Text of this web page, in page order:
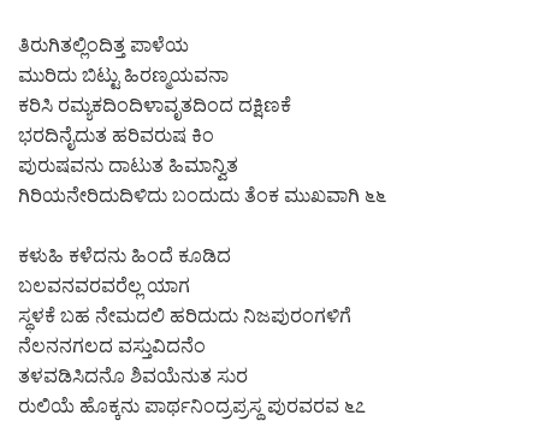
ತಿರುಗಿತಲ್ಲಿಂದಿತ್ತ ಪಾಳೆಯ
ಮುರಿದು ಬಿಟ್ಟು ಹಿರಣ್ಮಯವನಾ
ಕರಿಸಿ ರಮ್ಯಕದಿಂದಿಳಾವೃತದಿಂದ ದಕ್ಷಿಣಕೆ
ಭರದಿನೈದುತ ಹರಿವರುಷ ಕಿಂ
ಪುರುಷವನು ದಾಟುತ ಹಿಮಾನ್ವಿತ
ಗಿರಿಯನೇರಿದುದಿಳಿದು ಬಂದುದು ತೆಂಕ ಮುಖವಾಗಿ ೬೬
ಕಳುಹಿ ಕಳೆದನು ಹಿಂದೆ ಕೂಡಿದ
ಬಲವನವರವರೆಲ್ಲ ಯಾಗ
ಸ್ಥಳಕೆ ಬಹ ನೇಮದಲಿ ಹರಿದುದು ನಿಜಪುರಂಗಳಿಗೆ
ನೆಲನನಗಲದ ವಸ್ತುವಿದನೆಂ
ತಳವಡಿಸಿದನೊ ಶಿವಯೆನುತ ಸುರ
ರುಲಿಯೆ ಹೊಕ್ಕನು ಪಾರ್ಥನಿಂದ್ರಪ್ರಸ್ಥ ಪುರವರವ ೬೭